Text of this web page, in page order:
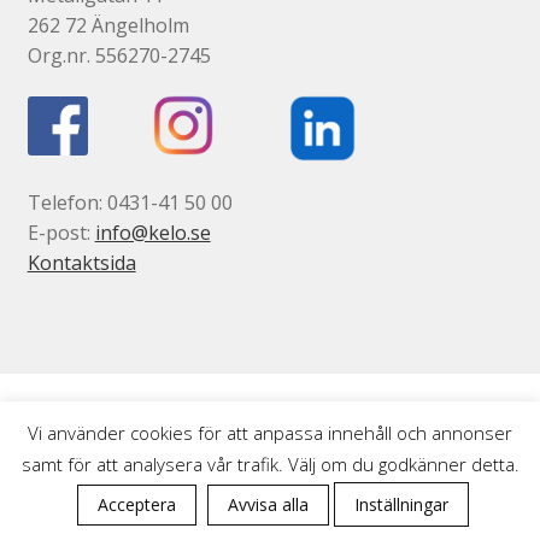
Gravyr till industrin
Ljus/LED/Profilskyltar
Stolpskyltar och pyloner i Skåne
Skyltsystem
Smidesskyltar, gjutna skyltar
Om oss
Tjänster
262 72 Ängelholm
Org.nr. 556270-2745
Telefon: 0431-41 50 00
E-post: info@kelo.se
Kontaktsida
0
Vi använder cookies för att anpassa innehåll och annonser
samt för att analysera vår trafik. Välj om du godkänner detta.
Acceptera Avvisa alla Inställningar